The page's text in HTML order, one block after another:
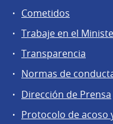
Cometidos
Trabaje en el
Transparencia
Normas de
Dirección de Prensa
Protocolo de acoso